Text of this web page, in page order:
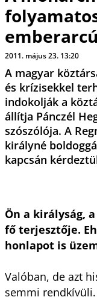
2011. május 23. 13:20
A magyar
és krízisekkel
indokolják a
állítja Pánczél
szószólója. A
királyné
kapcsán
Ön a királyság,
fő terjesztője.
honlapot is
Valóban, de azt
semmi